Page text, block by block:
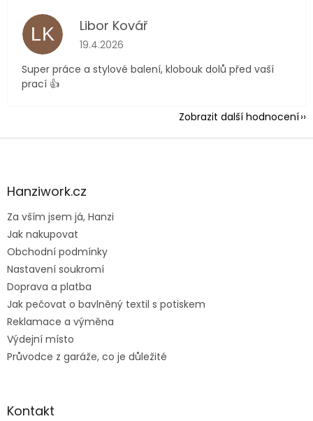
LK Libor Kovář
Hodnocení obchodu je 5 z 5 hvězdiček.
19.4.2026
Super práce a stylové balení, klobouk dolů před vaší
prací 👍
Zobrazit další hodnocení
Z
aHanziwork.cz
Za vším jsem já, Hanzi
Jak nakupovat
Obchodní podmínky
Nastavení soukromí
Doprava a platba
Jak pečovat o bavlněný textil s potiskem
Reklamace a výměna
Výdejní místo
Průvodce z garáže, co je důležité
Kontakt